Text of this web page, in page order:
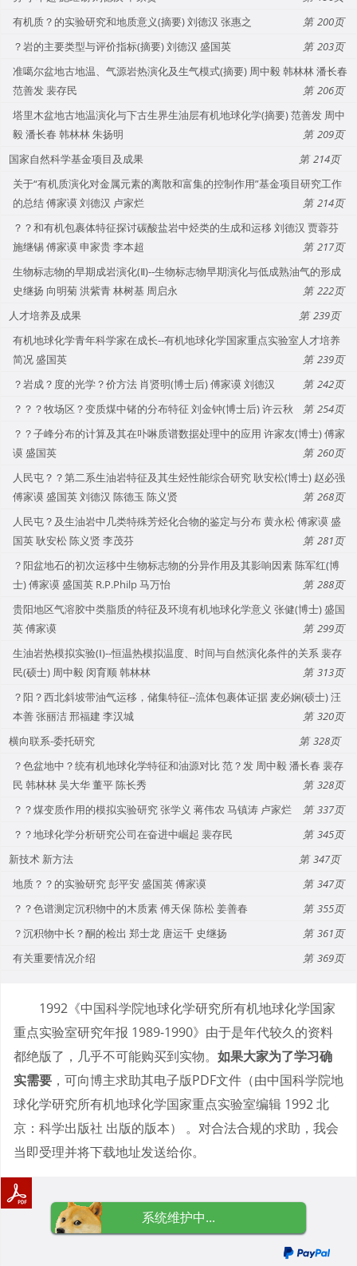
有机质？的实验研究和地质意义(摘要) 刘德汉 张惠之
200
？岩的主要类型与评价指标(摘要) 刘德汉 盛国英
203
准噶尔盆地古地温、气源岩热演化及生气模式(摘要) 周中毅 韩林林 潘长春
范善发 裴存民
206
塔里木盆地古地温演化与下古生界生油层有机地球化学(摘要) 范善发 周中
毅 潘长春 韩林林 朱扬明
209
国家自然科学基金项目及成果
214
关于“有机质演化对金属元素的离散和富集的控制作用”基金项目研究工作
的总结 傅家谟 刘德汉 卢家烂
214
？？和有机包裹体特征探讨碳酸盐岩中烃类的生成和运移 刘德汉 贾蓉芬
施继锡 傅家谟 申家贵 李本超
217
生物标志物的早期成岩演化(Ⅱ)--生物标志物早期演化与低成熟油气的形成
史继扬 向明菊 洪紫青 林树基 周启永
222
人才培养及成果
239
有机地球化学青年科学家在成长--有机地球化学国家重点实验室人才培养
简况 盛国英
239
？岩成？度的光学？价方法 肖贤明(博士后) 傅家谟 刘德汉
242
？？？牧场区？变质煤中锗的分布特征 刘金钟(博士后) 许云秋
254
？？子峰分布的计算及其在卟啉质谱数据处理中的应用 许家友(博士) 傅家
谟 盛国英
260
人民屯？？第二系生油岩特征及其生烃性能综合研究 耿安松(博士) 赵必强
傅家谟 盛国英 刘德汉 陈德玉 陈义贤
268
人民屯？及生油岩中几类特殊芳烃化合物的鉴定与分布 黄永松 傅家谟 盛
国英 耿安松 陈义贤 李茂芬
281
？阳盆地石的初次运移中生物标志物的分异作用及其影响因素 陈军红(博
士) 傅家谟 盛国英 R.P.Philp 马万怡
288
贵阳地区气溶胶中类脂质的特征及环境有机地球化学意义 张健(博士) 盛国
英 傅家谟
299
生油岩热模拟实验(Ⅰ)--恒温热模拟温度、时间与自然演化条件的关系 裴存
民(硕士) 周中毅 闵育顺 韩林林
313
？阳？西北斜坡带油气运移，储集特征--流体包裹体证据 麦必娴(硕士) 汪
本善 张丽洁 邢福建 李汉城
320
横向联系-委托研究
328
？色盆地中？统有机地球化学特征和油源对比 范？发 周中毅 潘长春 裴存
民 韩林林 吴大华 董平 陈长秀
328
？？煤变质作用的模拟实验研究 张学义 蒋伟农 马镇涛 卢家烂
337
？？地球化学分析研究公司在奋进中崛起 裴存民
345
新技术 新方法
347
地质？？的实验研究 彭平安 盛国英 傅家谟
347
？？色谱测定沉积物中的木质素 傅天保 陈松 姜善春
355
？沉积物中长？酮的检出 郑士龙 唐运千 史继扬
361
有关重要情况介绍
369
1992《中国科学院地球化学研究所有机地球化学国家
重点实验室研究年报 1989-1990》由于是年代较久的资料
都绝版了，几乎不可能购买到实物。 如果大家为了学习确
实需要 ，可向博主求助其电子版PDF文件（由中国科学院地
球化学研究所有机地球化学国家重点实验室编辑 1992 北
京：科学出版社 出版的版本） 。对合法合规的求助，我会
当即受理并将下载地址发送给你。
系统维护中...